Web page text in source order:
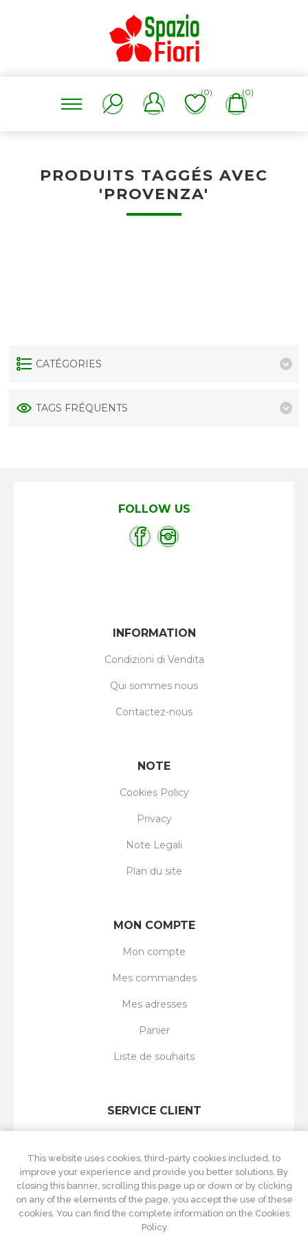
(0) (0)
PRODUITS TAGGÉS AVEC
'PROVENZA'
CATÉGORIES
TAGS FRÉQUENTS
FOLLOW US
INFORMATION
Condizioni di Vendita
Qui sommes nous
Contactez-nous
NOTE
Cookies Policy
Privacy
Note Legali
Plan du site
MON COMPTE
Mon compte
Mes commandes
Mes adresses
Panier
Liste de souhaits
SERVICE CLIENT
Nouveautés
Récemment vus
Comparer les produits
This website uses cookies, third-party cookies included, to
improve your experience and provide you better solutions. By
closing this banner, scrolling this page up or down or by clicking
on any of the elements of the page, you accept the use of these
cookies. You can find the complete information on the Cookies
Policy